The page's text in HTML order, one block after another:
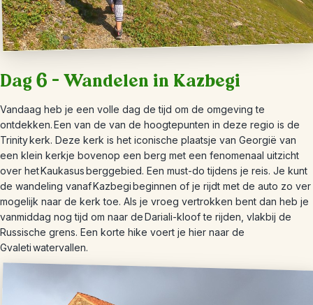
Dag 6 – Wandelen in Kazbegi
Vandaag heb je een volle dag de tijd om de omgeving te
ontdekken. Een van de van de hoogtepunten in deze regio is de
Trinity kerk. Deze kerk is het iconische plaatsje van Georgië van
een klein kerkje bovenop een berg met een fenomenaal uitzicht
over het Kaukasus berggebied. Een must-do tijdens je reis. Je kunt
de wandeling vanaf Kazbegi beginnen of je rijdt met de auto zo ver
mogelijk naar de kerk toe. Als je vroeg vertrokken bent dan heb je
vanmiddag nog tijd om naar de Dariali-kloof te rijden, vlakbij de
Russische grens. Een korte hike voert je hier naar de
Gvaleti watervallen.